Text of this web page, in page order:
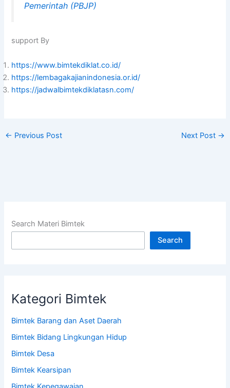
Pemerintah (PBJP)
support By
https://www.bimtekdiklat.co.id/
https://lembagakajianindonesia.or.id/
https://jadwalbimtekdiklatasn.com/
← Previous Post Next Post →
Search Materi Bimtek
Search
Kategori Bimtek
Bimtek Barang dan Aset Daerah
Bimtek Bidang Lingkungan Hidup
Bimtek Desa
Bimtek Kearsipan